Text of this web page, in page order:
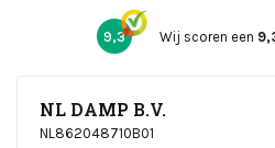
9,3 Wij scoren een
NL DAMP B.V.
NL862048710B01